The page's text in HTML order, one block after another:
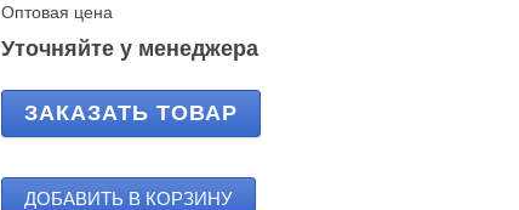
Оптовая цена
Уточняйте у менеджера
ЗАКАЗАТЬ ТОВАР
ДОБАВИТЬ В КОРЗИНУ